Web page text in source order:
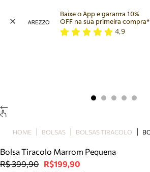
Bolsa
Tamanco
Tênis
Baixe o App e garanta 10%
OFF na sua primeira compra*
4,9
HOME BOLSAS BOLSAS TIRACOLO
Bolsa Tiracolo Marrom Pequena
R$ 399,90 R$199,90